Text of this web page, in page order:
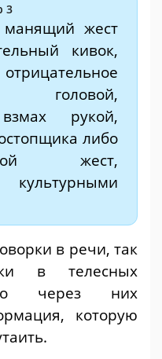
3
жест
кивок,
головой,
рукой,
либо
жест,
в речи, так
в телесных
через них
которую